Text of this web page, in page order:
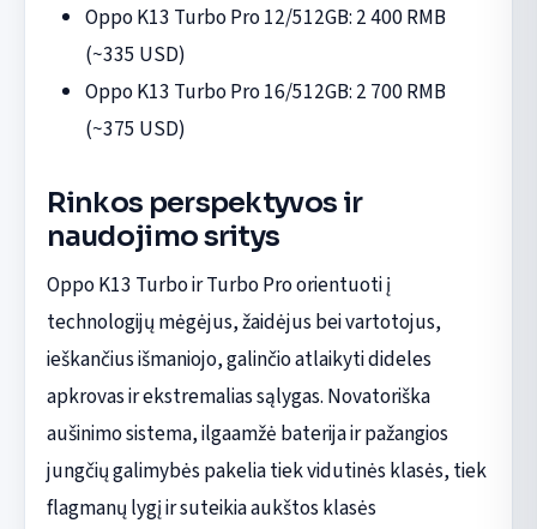
Oppo K13 Turbo Pro 12/512GB: 2 400 RMB
(~335 USD)
Oppo K13 Turbo Pro 16/512GB: 2 700 RMB
(~375 USD)
Rinkos perspektyvos ir
naudojimo sritys
Oppo K13 Turbo ir Turbo Pro orientuoti į
technologijų mėgėjus, žaidėjus bei vartotojus,
ieškančius išmaniojo, galinčio atlaikyti dideles
apkrovas ir ekstremalias sąlygas. Novatoriška
aušinimo sistema, ilgaamžė baterija ir pažangios
jungčių galimybės pakelia tiek vidutinės klasės, tiek
flagmanų lygį ir suteikia aukštos klasės